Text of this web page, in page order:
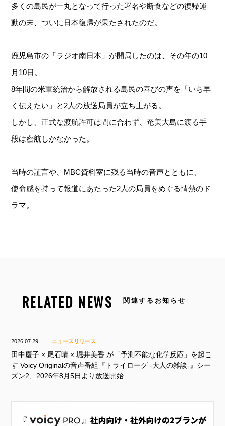
多くの島民が一丸となって行った署名や断食などの復帰運
動の末、ついに日本復帰が果たされたのだ。
鹿児島市の「ラジオ南日本」が開局したのは、その年の10
月10日。
8年間の米軍統治から解放される島民の喜びの声を「いち早
く伝えたい」と2人の放送局員が立ち上がる。
しかし、正式な渡航許可は間に合わず、奄美大島に渡る手
段は密航しかなかった。
当時の証言や、MBC資料室に残る当時の音声とともに、
使命感を持って報道にあたった2人の局員をめぐる情熱のド
ラマ。
RELATED NEWS 関連するお知らせ
2026.07.29 ニュースリリース
田中慶子 × 尾石晴 × 堀井美香 が「予測不能な化学反応」を起こ
す Voicy Originalの音声番組『トライローグ -大人の雑談-』シー
ズン2、2026年8月5日より放送開始